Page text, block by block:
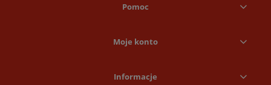
Pomoc
Moje konto
Informacje